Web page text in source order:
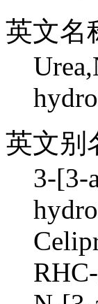
英文名
英文别
3-[3-